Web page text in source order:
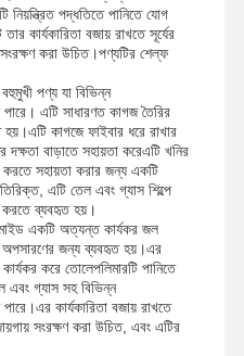
নিয়ন্ত্রিত পদ্ধতিতে পানিতে যোগ
কার্যকারিতা বজায় রাখতে সূর্যের
করা উচিত।পণ্যটির শেল্ফ
পণ্য যা বিভিন্ন
এটি সাধারণত কাগজ তৈরির
হয়।এটি কাগজে ফাইবার ধরে রাখার
দক্ষতা বাড়াতে সহায়তা করেএটি খনির
সহায়তা করার জন্য একটি
এটি তেল এবং গ্যাস শিল্পে
ব্যবহৃত হয়।
একটি অত্যন্ত কার্যকর জল
অপসারণের জন্য ব্যবহৃত হয়।এর
করে তোলেপলিমারটি পানিতে
এবং গ্যাস সহ বিভিন্ন
কার্যকারিতা বজায় রাখতে
সংরক্ষণ করা উচিত, এবং এটির